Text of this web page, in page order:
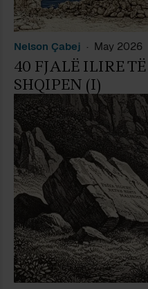
Nelson Çabej May 2026
40 FJALË ILIRE
SHQIPEN (I)